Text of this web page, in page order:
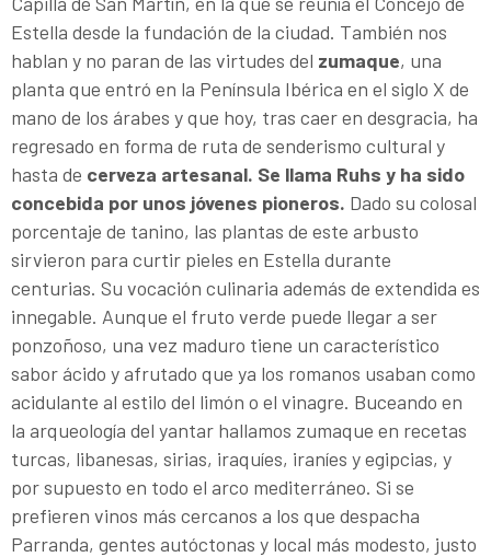
Estella desde la fundación de la ciudad. También nos
hablan y no paran de las virtudes del zumaque, una
planta que entró en la Península Ibérica en el siglo X de
mano de los árabes y que hoy, tras caer en desgracia, ha
regresado en forma de ruta de senderismo cultural y
hasta de cerveza artesanal. Se llama Ruhs y ha sido
concebida por unos jóvenes pioneros. Dado su colosal
porcentaje de tanino, las plantas de este arbusto
sirvieron para curtir pieles en Estella durante
centurias. Su vocación culinaria además de extendida es
innegable. Aunque el fruto verde puede llegar a ser
ponzoñoso, una vez maduro tiene un característico
sabor ácido y afrutado que ya los romanos usaban como
acidulante al estilo del limón o el vinagre. Buceando en
la arqueología del yantar hallamos zumaque en recetas
turcas, libanesas, sirias, iraquíes, iraníes y egipcias, y
por supuesto en todo el arco mediterráneo. Si se
prefieren vinos más cercanos a los que despacha
Parranda, gentes autóctonas y local más modesto, justo